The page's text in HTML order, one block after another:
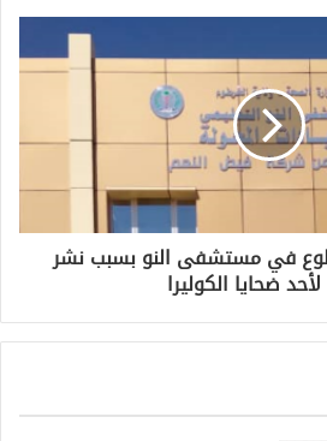
في مستشفى النو بسبب نشر
ضحايا الكوليرا